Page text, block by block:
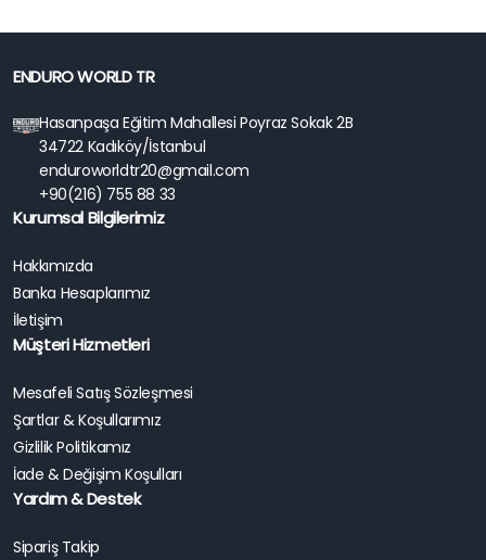
ENDURO WORLD TR
Hasanpaşa Eğitim Mahallesi Poyraz Sokak 2B
34722 Kadıköy/İstanbul
enduroworldtr20@gmail.com
+90(216) 755 88 33
Kurumsal Bilgilerimiz
Hakkımızda
Banka Hesaplarımız
İletişim
Müşteri Hizmetleri
Mesafeli Satış Sözleşmesi
Şartlar & Koşullarımız
Gizlilik Politikamız
İade & Değişim Koşulları
Yardım & Destek
Sipariş Takip